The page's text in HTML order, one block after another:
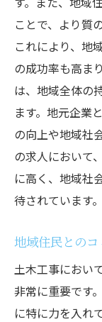
ことで、より質
これにより、地
の成功率も高ま
は、地域全体の
ます。地元企業
の向上や地域社
の求人において
に高く、地域社
待されています。
地域住民との
土木工事におい
非常に重要です
に特に力を入れ